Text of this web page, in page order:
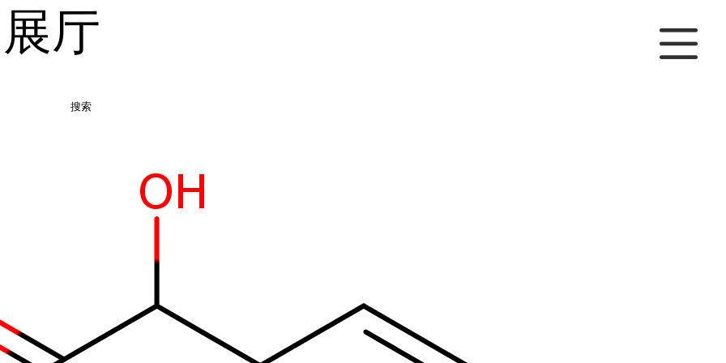
厅
搜索